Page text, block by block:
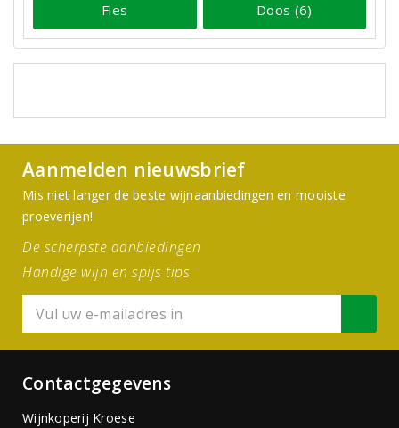
Fles Doos (6)
Aanmelden nieuwsbrief
Mis niet langer de beste wijnaanbiedingen en mooiste
proeverijen!
De scherpste aanbiedingen
Handige wijn en spijs tips
Contactgegevens
Wijnkoperij Kroese